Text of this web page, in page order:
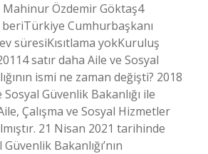
Mahinur Özdemir Göktaş4
beriTürkiye Cumhurbaşkanı
süresiKısıtlama yokKuruluş
satır daha Aile ve Sosyal
ismi ne zaman değişti? 2018
Sosyal Güvenlik Bakanlığı ile
Çalışma ve Sosyal Hizmetler
21 Nisan 2021 tarihinde
Bakanlığı’nın